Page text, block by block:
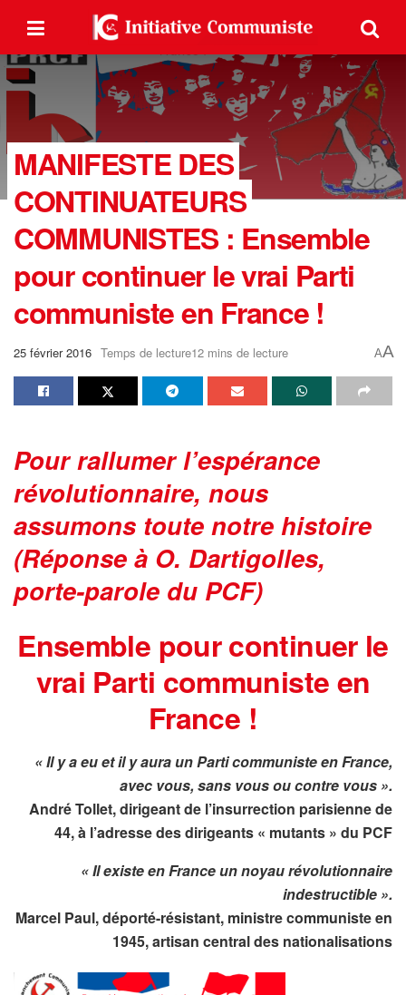
MANIFESTE DES
CONTINUATEURS
COMMUNISTES : Ensemble
pour continuer le vrai Parti
communiste en France !
25 février 2016 Temps de lecture12 mins de lecture AA
Pour rallumer l’espérance
révolutionnaire, nous
assumons toute notre histoire
(Réponse à O. Dartigolles,
porte-parole du PCF)
Ensemble pour continuer le
vrai Parti communiste en
France !
« Il y a euetil y aura un Parti communiste en France,
avec vous, sans vous ou contre vous ».
André Tollet, dirigeant de l’insurrection parisienne de
44, à l’adresse des dirigeants « mutants » du PCF
« Il existe en France un noyau révolutionnaire
indestructible ».
Marcel Paul, déporté-résistant, ministre communiste en
1945, artisan central des nationalisations